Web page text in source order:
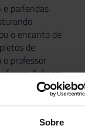
Sobre
e parlendas
o encanto de
de
o professor
Aritana
de